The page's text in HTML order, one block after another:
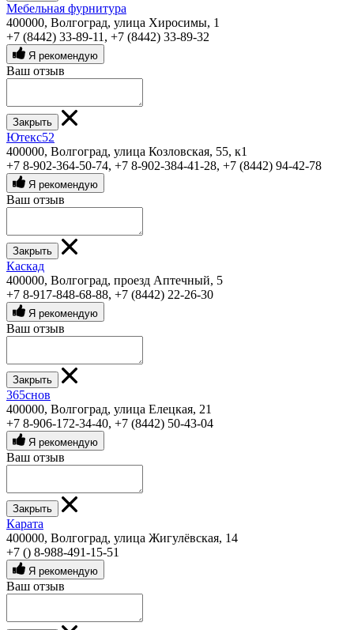
Мебельная фурнитура
400000, Волгоград, улица Хиросимы, 1
+7 (8442) 33-89-11 , +7 (8442) 33-89-32
Я рекомендую
Ваш отзыв
Закрыть
Ютекс52
400000, Волгоград, улица Козловская, 55, к1
+7 8-902-364-50-74, +7 8-902-384-41-28, +7 (8442) 94-42-78
Я рекомендую
Ваш отзыв
Закрыть
Каскад
400000, Волгоград, проезд Аптечный, 5
+7 8-917-848-68-88, +7 (8442) 22-26-30
Я рекомендую
Ваш отзыв
Закрыть
365снов
400000, Волгоград, улица Елецкая, 21
+7 8-906-172-34-40, +7 (8442) 50-43-04
Я рекомендую
Ваш отзыв
Закрыть
Карата
400000, Волгоград, улица Жигулёвская, 14
+7 () 8-988-491-15-51
Я рекомендую
Ваш отзыв